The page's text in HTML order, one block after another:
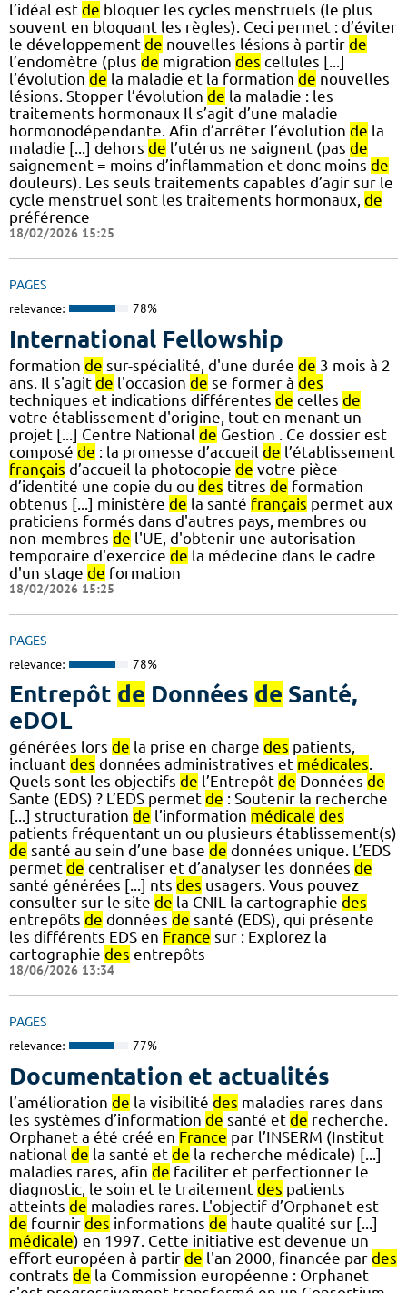
l’idéal est de bloquer les cycles menstruels (le plus
souvent en bloquant les règles). Ceci permet : d’éviter
le développement de nouvelles lésions à partir de
l’endomètre (plus de migration des cellules [...]
l’évolution de la maladie et la formation de nouvelles
lésions. Stopper l’évolution de la maladie : les
traitements hormonaux Il s’agit d’une maladie
hormonodépendante. Afin d’arrêter l’évolution de la
maladie [...] dehors de l’utérus ne saignent (pas de
saignement = moins d’inflammation et donc moins de
douleurs). Les seuls traitements capables d’agir sur le
cycle menstruel sont les traitements hormonaux, de
préférence
18/02/2026 15:25
PAGES
relevance: 78%
International Fellowship
formation de sur-spécialité, d'une durée de 3 mois à 2
ans. Il s'agit de l'occasion de se former à des
techniques et indications différentes de celles de
votre établissement d'origine, tout en menant un
projet [...] Centre National de Gestion . Ce dossier est
composé de : la promesse d’accueil de l’établissement
français d’accueil la photocopie de votre pièce
d’identité une copie du ou des titres de formation
obtenus [...] ministère de la santé français permet aux
praticiens formés dans d'autres pays, membres ou
non-membres de l'UE, d'obtenir une autorisation
temporaire d'exercice de la médecine dans le cadre
d'un stage de formation
18/02/2026 15:25
PAGES
relevance: 78%
Entrepôt de Données de Santé,
eDOL
générées lors de la prise en charge des patients,
incluant des données administratives et médicales.
Quels sont les objectifs de l’Entrepôt de Données de
Sante (EDS) ? L’EDS permet de : Soutenir la recherche
[...] structuration de l’information médicale des
patients fréquentant un ou plusieurs établissement(s)
de santé au sein d’une base de données unique. L’EDS
permet de centraliser et d’analyser les données de
santé générées [...] nts des usagers. Vous pouvez
consulter sur le site de la CNIL la cartographie des
entrepôts de données de santé (EDS), qui présente
les différents EDS en France sur : Explorez la
cartographie des entrepôts
18/06/2026 13:34
PAGES
relevance: 77%
Documentation et actualités
l’amélioration de la visibilité des maladies rares dans
les systèmes d’information de santé et de recherche.
Orphanet a été créé en France par l’INSERM (Institut
national de la santé et de la recherche médicale) [...]
maladies rares, afin de faciliter et perfectionner le
diagnostic, le soin et le traitement des patients
atteints de maladies rares. L'objectif d’Orphanet est
de fournir des informations de haute qualité sur [...]
médicale) en 1997. Cette initiative est devenue un
effort européen à partir de l'an 2000, financée par des
contrats de la Commission européenne : Orphanet